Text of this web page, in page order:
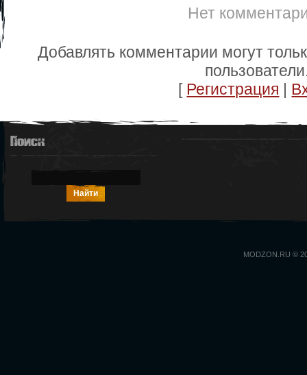
Нет
Добавлять комментарии могут
[ Регистрация |
Поиск
MODZON.RU ©